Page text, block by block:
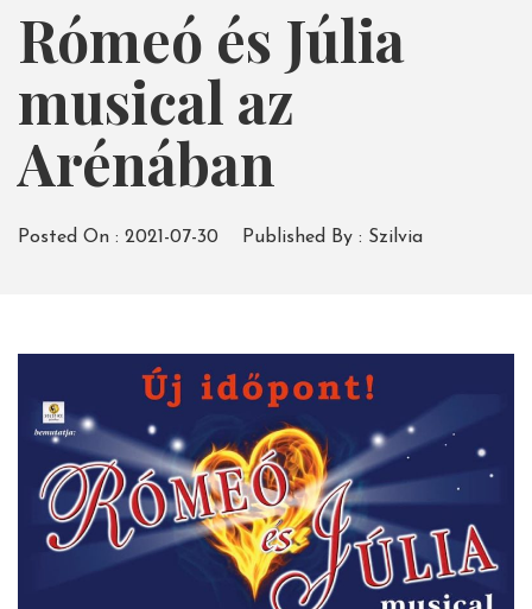
Rómeó és Júlia
musical az
Arénában
Posted On : 2021-07-30 Published By : Szilvia